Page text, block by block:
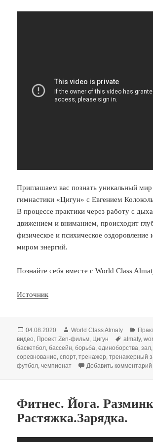
Приглашаем вас познать уникальный
гимнастики «Цигун» с Евгением
В процессе практики через работу с
движением и вниманием, происходит
физическое и психическое оздоровление
миром энергий.
Познайте себя вместе с World Class
Источник
Опубликовано
04.08.2020 Автор
World Class Almaty
видео, Проект Zen-фильм, Цигун Метки
almaty,
баскетбол,бассейн,борьба,единоборства,зал
соревнование,спорт,тренажер,тренажерный
футбол,чемпионат Добавить комментарий
Фитнес. Йога.
Растяжка.Зарядка.